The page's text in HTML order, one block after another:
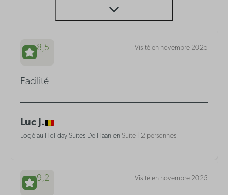
8,5 Visité en novembre 2025
Facilité
Luc J.
Logé au Holiday Suites De Haan en Suite | 2 personnes
9,2 Visité en novembre 2025